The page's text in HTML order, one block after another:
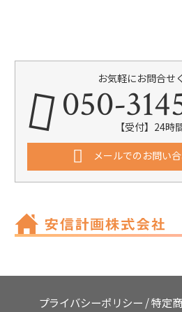
お気軽にお問合せ
050-【受付】24時
メールでのお問い
プライバシーポリシー /特定